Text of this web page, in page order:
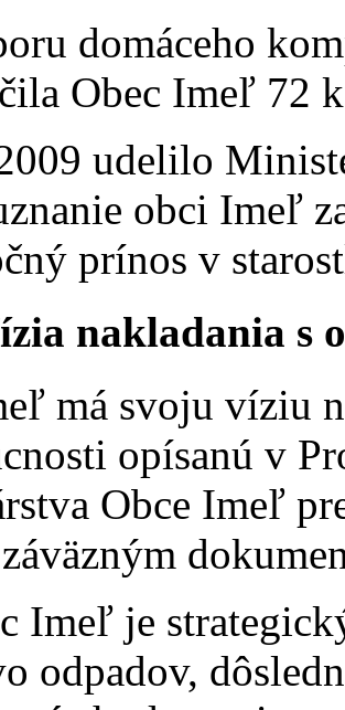
domáceho
Obec Imeľ 72
udelilo
obci Imeľ
prínos v
nakladania s
má svoju víziu
opísanú v
Obce Imeľ
Imeľ je
odpadov,